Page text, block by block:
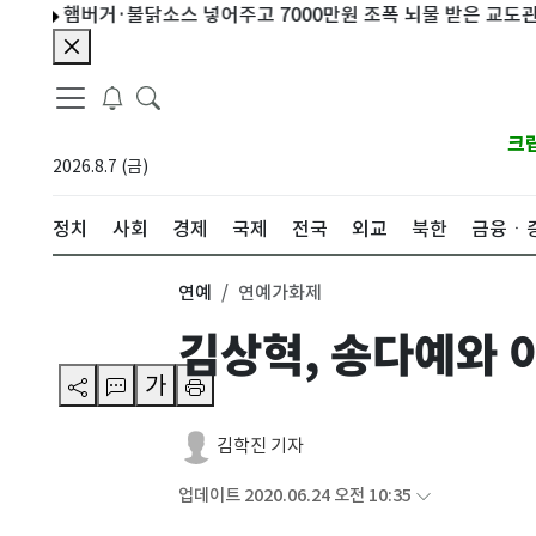
햄버거·불닭소스 넣어주고 7000만원 조폭 뇌물 받은 교도관 입
2026.8.7 (금)
크
정치 사회 경제 국제 전국 외교 북한 금융ㆍ
가
연예 연예가화제
김상혁, 송다예와
김학진 기자
업데이트 2020.06.24 오전 10:35